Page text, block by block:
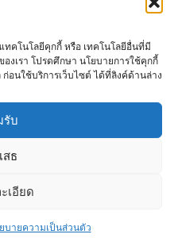
ทคโนโลยีคุกกี้ หรือ เทคโนโลยีอื่นที่มี
งเรา โปรดศึกษา นโยบายการใช้คุกกี้
อนใช้บริการเว็บไซต์ ได้ที่ลิงค์ด้านล่าง
รับ
สธ
เอียด
บายความเป็นส่วนตัว
Bangkok
All Rights